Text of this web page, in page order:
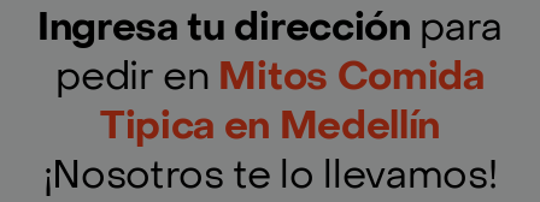
Ingresa tu dirección para
pedir en Mitos Comida
Tipica en Medellín
¡Nosotros te lo llevamos!